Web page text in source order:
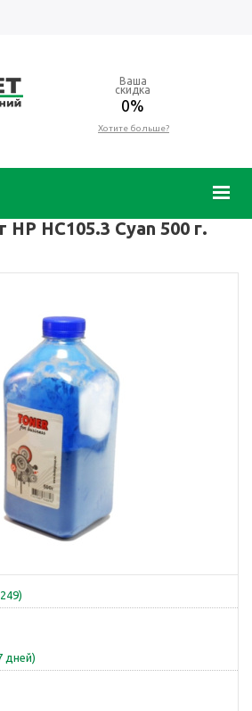
Ваша
скидка
0%
Хотите больше?
HP HC105.3 Cyan 500 г.
дней)